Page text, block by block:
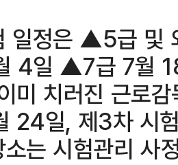
일정은 ▲5급 및
일 ▲7급 7월
미 치러진 근로
24일, 제3차 시
는 시험관리 사